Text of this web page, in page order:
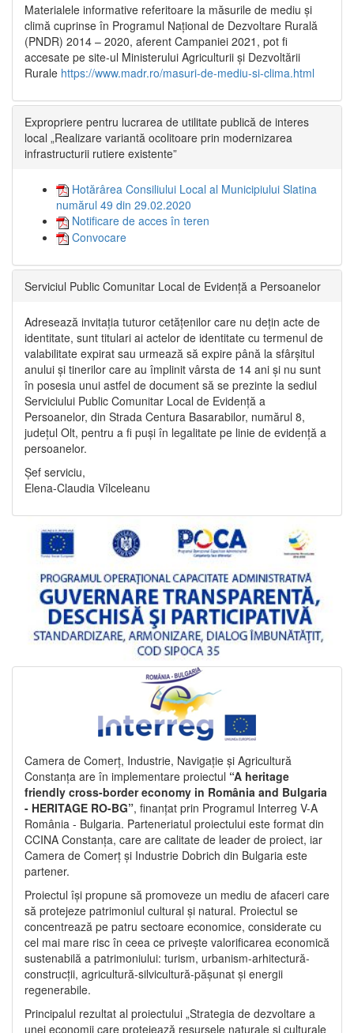
Materialele informative referitoare la măsurile de mediu și
climă cuprinse în Programul Național de Dezvoltare Rurală
(PNDR) 2014 – 2020, aferent Campaniei 2021, pot fi
accesate pe site-ul Ministerului Agriculturii și Dezvoltării
Rurale https://www.madr.ro/masuri-de-mediu-si-clima.html
Expropriere pentru lucrarea de utilitate publică de interes
local „Realizare variantă ocolitoare prin modernizarea
infrastructurii rutiere existente”
Hotărârea Consiliului Local al Municipiului Slatina
numărul 49 din 29.02.2020
Notificare de acces în teren
Convocare
Serviciul Public Comunitar Local de Evidență a Persoanelor
Adresează invitația tuturor cetățenilor care nu dețin acte de
identitate, sunt titulari ai actelor de identitate cu termenul de
valabilitate expirat sau urmează să expire până la sfârșitul
anului și tinerilor care au împlinit vârsta de 14 ani și nu sunt
în posesia unui astfel de document să se prezinte la sediul
Serviciului Public Comunitar Local de Evidență a
Persoanelor, din Strada Centura Basarabilor, numărul 8,
județul Olt, pentru a fi puși în legalitate pe linie de evidență a
persoanelor.
Șef serviciu,
Elena-Claudia Vîlceleanu
Camera de Comerț, Industrie, Navigație și Agricultură
Constanța are în implementare proiectul “A heritage
friendly cross-border economy in România and Bulgaria
- HERITAGE RO-BG”, finanțat prin Programul Interreg V-A
România - Bulgaria. Parteneriatul proiectului este format din
CCINA Constanța, care are calitate de leader de proiect, iar
Camera de Comerț și Industrie Dobrich din Bulgaria este
partener.
Proiectul își propune să promoveze un mediu de afaceri care
să protejeze patrimoniul cultural și natural. Proiectul se
concentrează pe patru sectoare economice, considerate cu
cel mai mare risc în ceea ce privește valorificarea economică
sustenabilă a patrimoniului: turism, urbanism-arhitectură-
construcții, agricultură-silvicultură-pășunat și energii
regenerabile.
Principalul rezultat al proiectului „Strategia de dezvoltare a
unei economii care protejează resursele naturale și culturale